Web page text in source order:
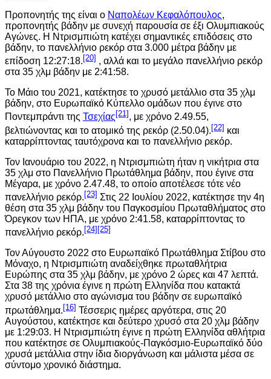
Προπονητής της είναι ο Ναπολέων Κεφαλόπουλος,
προπονητής βάδην με συνεχή παρουσία σε έξι Ολυμπιακούς
Αγώνες. Η Ντρισμπιώτη κατέχει σημαντικές επιδόσεις στο
βάδην, το πανελλήνιο ρεκόρ στα 3.000 μέτρα βάδην με
επίδοση 12:27:18.[20] , αλλά και το μεγάλο πανελλήνιο ρεκόρ
στα 35 χλμ βάδην με 2:41:58.
Το Μάιο του 2021, κατέκτησε το χρυσό μετάλλιο στα 35 χλμ
βάδην, στο Ευρωπαϊκό Κύπελλο ομάδων που έγινε στο
Ποντεμπράντι της Τσεχίας [21] , με χρόνο 2.49.55,
βελτιώνοντας και το ατομικό της ρεκόρ (2.50.04).[22] και
καταρρίπτοντας ταυτόχρονα και το πανελλήνιο ρεκόρ.
Τον Ιανουάριο του 2022, η Ντρισμπιώτη ήταν η νικήτρια στα
35 χλμ στο Πανελλήνιο Πρωτάθλημα βάδην, που έγινε στα
Μέγαρα, με χρόνο 2.47.48, το οποίο αποτέλεσε τότε νέο
πανελλήνιο ρεκόρ.[23] Στις 22 Ιουλίου 2022, κατέκτησε την 4η
θέση στα 35 χλμ βάδην του Παγκοσμίου Πρωταθλήματος στο
Όρεγκον των ΗΠΑ, με χρόνο 2:41.58, καταρρίπτοντας το
πανελλήνιο ρεκόρ. [24] [25]
Τον Αύγουστο 2022 στο Ευρωπαϊκό Πρωτάθλημα Στίβου στο
Μόναχο, η Ντρισμπιώτη αναδείχθηκε πρωταθλήτρια
Ευρώπης στα 35 χλμ βάδην, με χρόνο 2 ώρες και 47 λεπτά.
Στα 38 της χρόνια έγινε η πρώτη Ελληνίδα που κατακτά
χρυσό μετάλλιο στο αγώνισμα του βάδην σε ευρωπαϊκό
πρωτάθλημα.[16] Τέσσερις ημέρες αργότερα, στις 20
Αυγούστου, κατέκτησε και δεύτερο χρυσό στα 20 χλμ βάδην
με 1:29:03. Η Ντρισμπιώτη έγινε η πρώτη Ελληνίδα αθλήτρια
που κατέκτησε σε Ολυμπιακούς-Παγκόσμιο-Ευρωπαϊκό δύο
χρυσά μετάλλια στην ίδια διοργάνωση και μάλιστα μέσα σε
σύντομο χρονικό διάστημα.